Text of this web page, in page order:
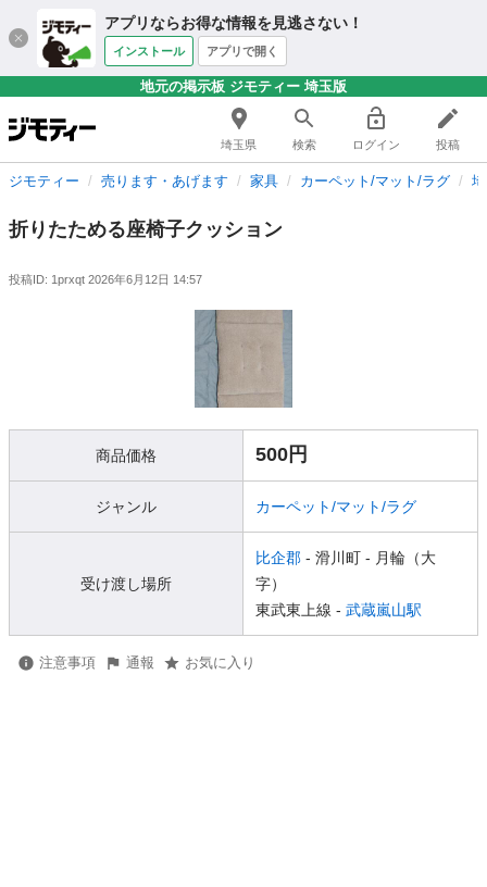
アプリならお得な情報を見逃さない！
インストール アプリで開く
地元の掲示板 ジモティー 埼玉版
埼玉県 検索 ログイン 投稿
ジモティー 売ります・あげます 家具 カーペット/マット/ラグ
折りたためる座椅子クッション
投稿ID: 1prxqt 2026年6月12日 14:57
商品価格 500円
ジャンル カーペット/マット/ラグ
受け渡し場所
比企郡 - 滑川町 - 月輪（大
字）
東武東上線 - 武蔵嵐山駅
注意事項 通報 お気に入り